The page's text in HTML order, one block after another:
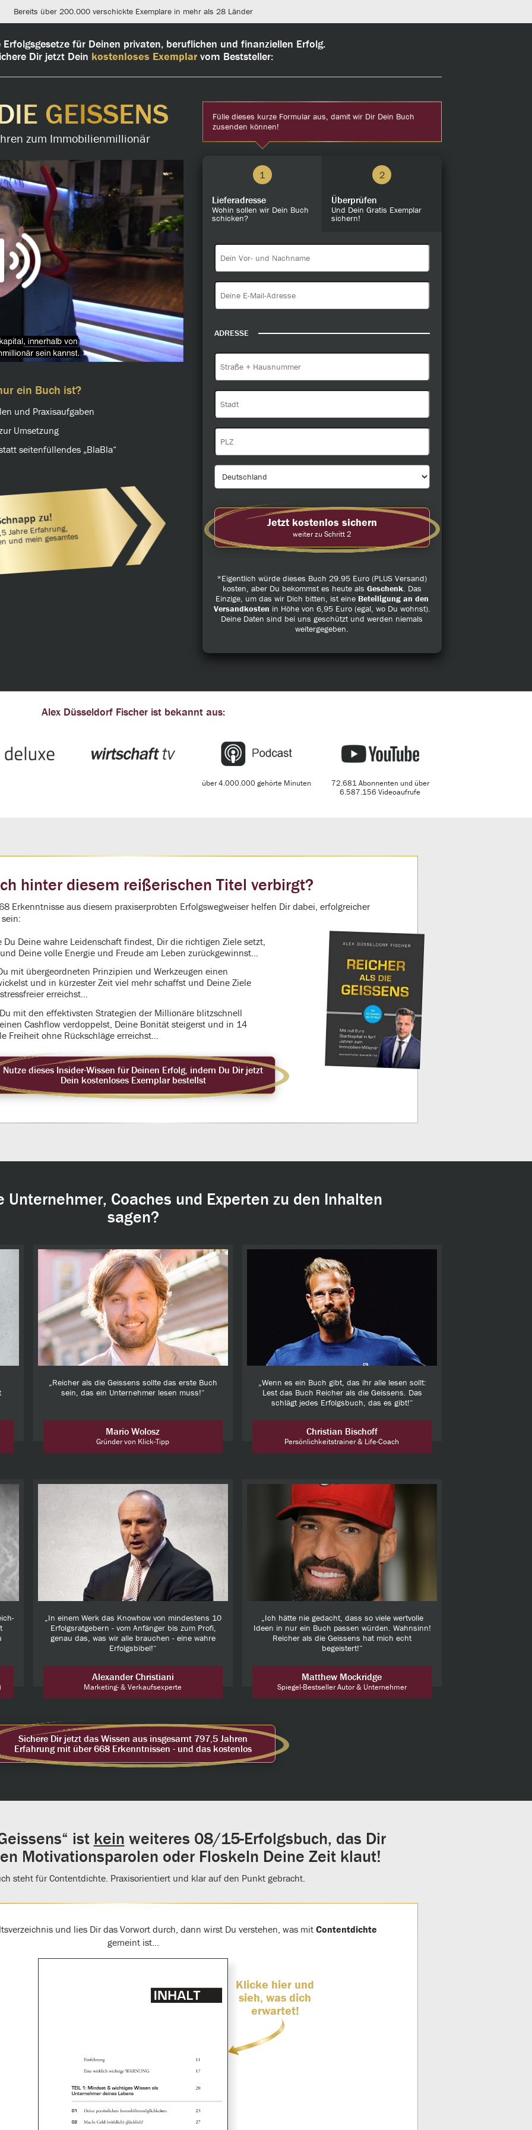
Bereits über 200.000 verschickte Exemplare in mehr als 28 Länder
für Deinen privaten, beruflichen und finanziellen Erfolg.
Dir jetzt Dein kostenloses Exemplar vom Beststeller:
GEISSENS
zum Immobilienmillionär
ein Buch ist?
und Praxisaufgaben
Umsetzung
seitenfüllendes „BlaBla“
zu!
Jahre Erfahrung,
und mein gesamtes
Fülle dieses kurze Formular aus, damit wir Dir Dein Buch
zusenden können!
1
Lieferadresse
Wohin sollen wir Dein Buch
schicken?
2
Überprüfen
Und Dein Gratis Exemplar
sichern!
ADRESSE
Jetzt kostenlos sichern
weiter zu Schritt 2
*Eigentlich würde dieses Buch 29.95 Euro (PLUS Versand)
kosten, aber Du bekommst es heute als Geschenk. Das
Einzige, um das wir Dich bitten, ist eine Beteiligung an den
Versandkosten in Höhe von 6,95 Euro (egal, wo Du wohnst).
Deine Daten sind bei uns geschützt und werden niemals
weitergegeben.
Alex Düsseldorf Fischer ist bekannt aus:
über 4.000.000 gehörte Minuten
72.681 Abonnenten und über
6.587.156 Videoaufrufe
hinter diesem reißerischen Titel verbirgt?
Erkenntnisse aus diesem praxiserprobten Erfolgswegweiser helfen Dir dabei, erfolgreicher
Du Deine wahre Leidenschaft findest, Dir die richtigen Ziele setzt,
Deine volle Energie und Freude am Leben zurückgewinnst…
mit übergeordneten Prinzipien und Werkzeugen einen
und in kürzester Zeit viel mehr schaffst und Deine Ziele
erreichst…
mit den effektivsten Strategien der Millionäre blitzschnell
Cashflow verdoppelst, Deine Bonität steigerst und in 14
Freiheit ohne Rückschläge erreichst…
Nutze dieses Insider-Wissen für Deinen Erfolg, indem Du Dir jetzt
Dein kostenloses Exemplar bestellst
Unternehmer, Coaches und Experten zu den Inhalten
sagen?
„Reicher als die Geissens sollte das erste Buch
sein, das ein Unternehmer lesen muss!“
Mario Wolosz
Gründer von Klick-Tipp
„Wenn es ein Buch gibt, das ihr alle lesen sollt:
Lest das Buch Reicher als die Geissens. Das
schlägt jedes Erfolgsbuch, das es gibt!“
Christian Bischoff
Persönlichkeitstrainer & Life-Coach
„In einem Werk das Knowhow von mindestens 10
Erfolgsratgebern - vom Anfänger bis zum Profi,
genau das, was wir alle brauchen - eine wahre
Erfolgsbibel!“
Alexander Christiani
Marketing- & Verkaufsexperte
„Ich hätte nie gedacht, dass so viele wertvolle
Ideen in nur ein Buch passen würden. Wahnsinn!
Reicher als die Geissens hat mich echt
begeistert!“
Matthew Mockridge
Spiegel-Bestseller Autor & Unternehmer
Sichere Dir jetzt das Wissen aus insgesamt 797,5 Jahren
Erfahrung mit über 668 Erkenntnissen - und das kostenlos
ist kein weiteres 08/15-Erfolgsbuch, das Dir
Motivationsparolen oder Floskeln Deine Zeit klaut!
steht für Contentdichte. Praxisorientiert und klar auf den Punkt gebracht.
und lies Dir das Vorwort durch, dann wirst Du verstehen, was mit Contentdichte
gemeint ist…
Klicke hier und
sieh, was dich
erwartet!